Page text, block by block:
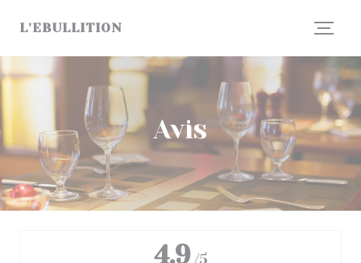
L'EBULLITION
Avis
4.9 /5